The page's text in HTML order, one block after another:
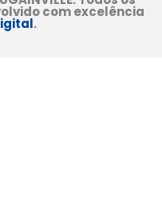
com excelência
.